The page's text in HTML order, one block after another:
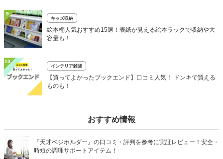
9
キッズ収納
絵本棚人気おすすめ15選！表紙が見える絵本ラックで収納や大
容量も！
10
インテリア雑貨
【買ってよかったブックエンド】口コミ人気！ ドンキで買える
ものも！
おすすめ情報
『天才ベジホルダー』の口コミ・評判を参考に実証レビュー！安全・
時短の調理サポートアイテム！